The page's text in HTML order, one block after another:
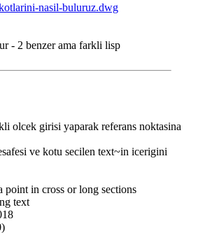
nasil-buluruz.dwg
- 2 benzer ama farkli lisp
olcek girisi yaparak referans noktasina
ve kotu secilen text~in icerigini
point in cross or long sections
text